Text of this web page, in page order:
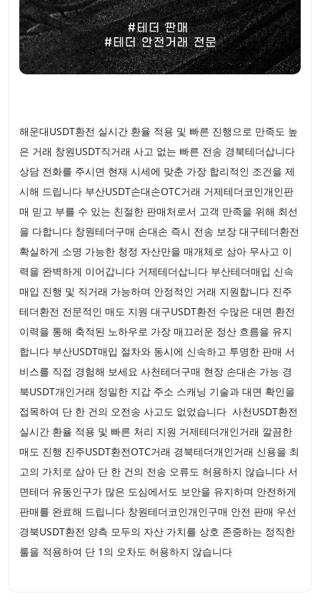
해운대USDT환전 실시간 환율 적용 및 빠른 진행으로 만족도 높
은 거래 창원USDT직거래 사고 없는 빠른 전송 경북테더삽니다
상담 전화를 주시면 현재 시세에 맞춘 가장 합리적인 조건을 제
시해 드립니다 부산USDT손대손OTC거래 거제테더코인개인판
매 믿고 부를 수 있는 친절한 판매처로서 고객 만족을 위해 최선
을 다합니다 창원테더구매 손대손 즉시 전송 보장 대구테더환전
확실하게 소명 가능한 청정 자산만을 매개체로 삼아 무사고 이
력을 완벽하게 이어갑니다 거제테더삽니다 부산테더매입 신속
매입 진행 및 직거래 가능하며 안정적인 거래 지원합니다 진주
테더환전 전문적인 매도 지원 대구USDT환전 수많은 대면 환전
이력을 통해 축적된 노하우로 가장 매끄러운 정산 흐름을 유지
합니다 부산USDT매입 절차와 동시에 신속하고 투명한 판매 서
비스를 직접 경험해 보세요 사천테더구매 현장 손대손 가능 경
북USDT개인거래 정밀한 지갑 주소 스캐닝 기술과 대면 확인을
접목하여 단 한 건의 오전송 사고도 없었습니다 사천USDT환전
실시간 환율 적용 및 빠른 처리 지원 거제테더개인거래 깔끔한
매도 진행 진주USDT환전OTC거래 경북테더개인거래 신용을 최
고의 가치로 삼아 단 한 건의 전송 오류도 허용하지 않습니다 서
면테더 유동인구가 많은 도심에서도 보안을 유지하며 안전하게
판매를 완료해 드립니다 창원테더코인개인구매 안전 판매 우선
경북USDT환전 양측 모두의 자산 가치를 상호 존중하는 정직한
룰을 적용하여 단 1의 오차도 허용하지 않습니다